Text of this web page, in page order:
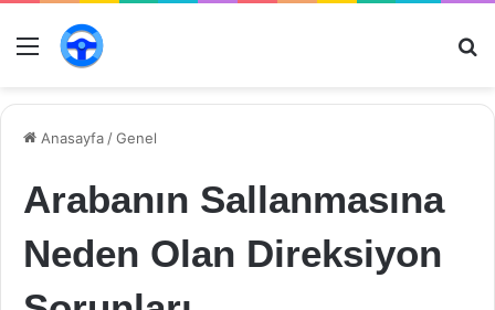
Menü
Anasayfa /Genel
Arabanın Sallanmasına
Neden Olan Direksiyon